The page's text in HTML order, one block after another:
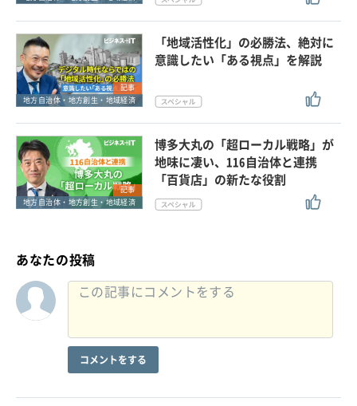
記事
地方自治体・地方創生・地域経済
「地域活性化」の必勝法、絶対に
意識したい「ある視点」を解説
記事
地方自治体・地方創生・地域経済
博多大丸の「超ローカル戦略」が
地味に凄い、116自治体と連携
「百貨店」の新たな役割
あなたの投稿
コメントをする